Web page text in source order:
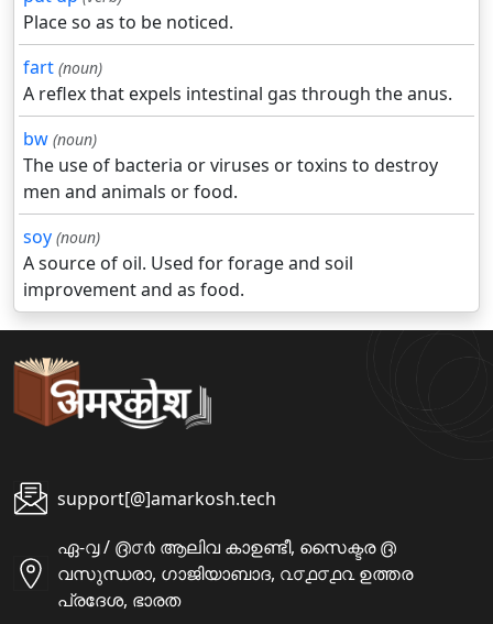
Place so as to be noticed.
fart (noun)
A reflex that expels intestinal gas through the anus.
bw (noun)
The use of bacteria or viruses or toxins to destroy
men and animals or food.
soy (noun)
A source of oil. Used for forage and soil
improvement and as food.
support[@]amarkosh.tech
ഏ-൮ / ൫൦൪ ആലിവ കാഉണ്ടീ, സൈക്ടര ൫
വസുന്ധരാ, ഗാജിയാബാദ, ൨൦൧൦൧൨ ഉത്തര
പ്രദേശ, ഭാരത